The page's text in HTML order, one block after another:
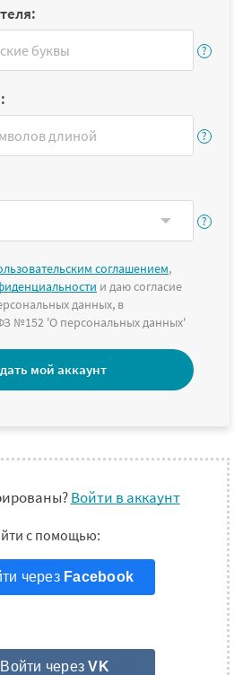
соглашением,
и даю согласие
данных, в
№152 'О персональных данных'
Войти в аккаунт
через Facebook
Войти черезVK